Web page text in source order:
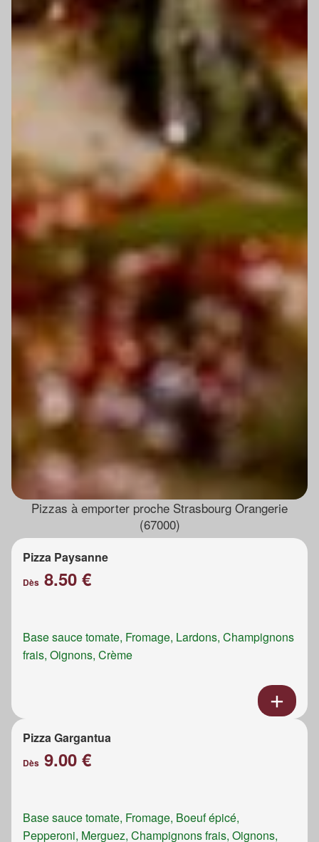
Pizzas à emporter proche Strasbourg Orangerie
(67000)
Pizza Paysanne
Dès 8.50 €
Base sauce tomate, Fromage, Lardons, Champignons
frais, Oignons, Crème
Pizza Gargantua
Dès 9.00 €
Base sauce tomate, Fromage, Boeuf épicé,
Pepperoni, Merguez, Champignons frais, Oignons,